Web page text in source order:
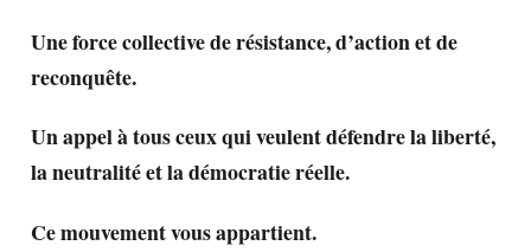
Une force collective de résistance, d’action et de
reconquête.
Un appel à tous ceux qui veulent défendre la liberté,
la neutralité et la démocratie réelle.
Ce mouvement vous appartient.